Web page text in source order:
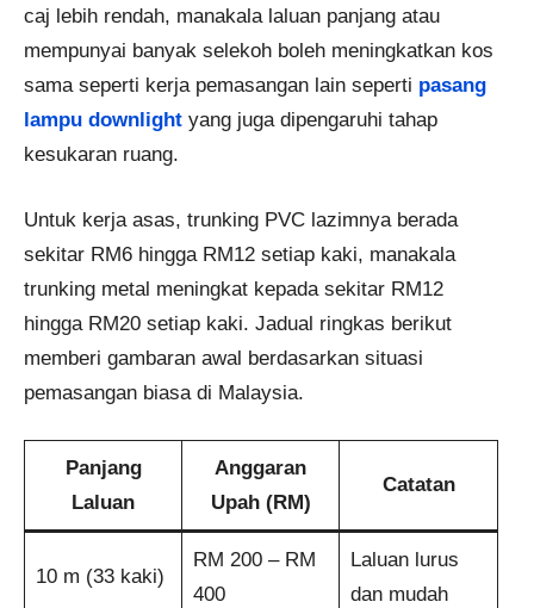
caj lebih rendah, manakala laluan panjang atau
mempunyai banyak selekoh boleh meningkatkan kos
sama seperti kerja pemasangan lain seperti pasang
lampu downlight yang juga dipengaruhi tahap
kesukaran ruang.
Untuk kerja asas, trunking PVC lazimnya berada
sekitar RM6 hingga RM12 setiap kaki, manakala
trunking metal meningkat kepada sekitar RM12
hingga RM20 setiap kaki. Jadual ringkas berikut
memberi gambaran awal berdasarkan situasi
pemasangan biasa di Malaysia.
Panjang
Laluan
Anggaran
Upah (RM)
Catatan
10 m (33 kaki)
RM 200 – RM
400
Laluan lurus
dan mudah